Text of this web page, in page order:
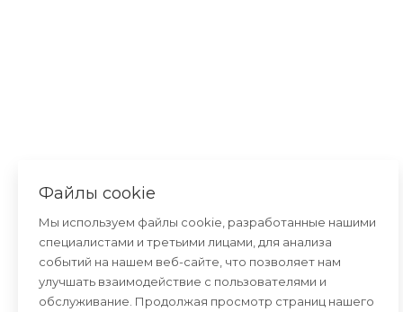
Файлы cookie
Мы используем файлы cookie, разработанные нашими
специалистами и третьими лицами, для анализа
событий на нашем веб-сайте, что позволяет нам
улучшать взаимодействие с пользователями и
обслуживание. Продолжая просмотр страниц нашего